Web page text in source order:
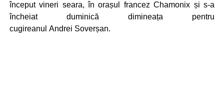
început vineri seara, în orașul francez Chamonix și s-a
încheiat duminică dimineața pentru
cugireanul Andrei Soverșan.